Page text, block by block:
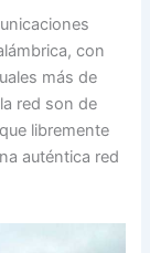
con
más de
red son de
libremente
auténtica red